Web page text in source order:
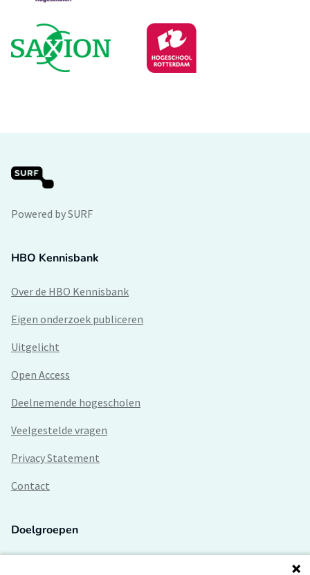
Powered by SURF
HBO Kennisbank
Over de HBO Kennisbank
Eigen onderzoek publiceren
Uitgelicht
Open Access
Deelnemende hogescholen
Veelgestelde vragen
Privacy Statement
Contact
Doelgroepen